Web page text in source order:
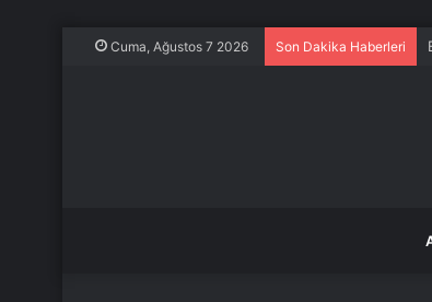
Cuma, Ağustos 7 2026 Son Dakika Haberleri